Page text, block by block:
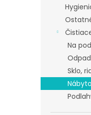
Na
Sklo,